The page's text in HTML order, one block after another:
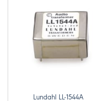
Lundahl LL-1544A